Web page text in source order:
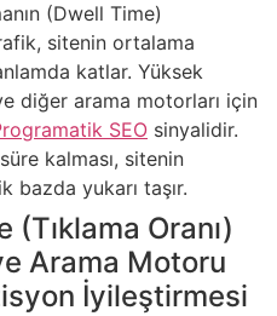
(Dwell Time)
sitenin ortalama
katlar. Yüksek
diğer arama motorları için
SEO sinyalidir.
kalması, sitenin
bazda yukarı taşır.
Oranı)
Arama Motoru
İyileştirmesi